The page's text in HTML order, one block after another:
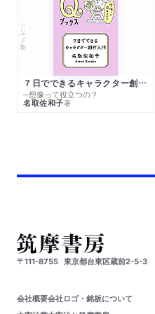
シリーズ・全集
７日でできるキャラクター創作入門
─想像って役立つの？
名取佐和子著
〒111-8755 東京都台東区蔵前2-5-3
会社概要会社ロゴ・銘板について